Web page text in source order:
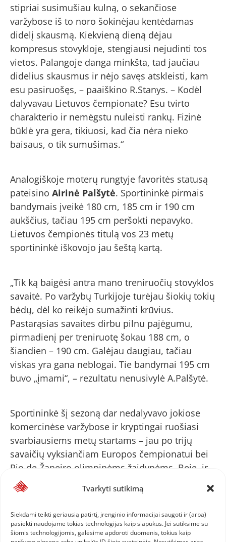
Tvarkyti sutikimą
Siekdami teikti geriausią patirtį, įrenginio informacijai saugoti ir (arba)
pasiekti naudojame tokias technologijas kaip slapukus. Jei sutiksime su
šiomis technologijomis, galėsime apdoroti duomenis, tokius kaip
stipriai susimušiau kulną, o sekančiose
varžybose iš to noro šokinėjau kentėdamas
didelį skausmą. Kiekvieną dieną dėjau
kompresus stovykloje, stengiausi nejudinti tos
vietos. Palangoje danga minkšta, tad jaučiau
didelius skausmus ir nėjo savęs atskleisti, kam
esu pasiruošęs, – paaiškino R.Stanys. – Kodėl
dalyvavau Lietuvos čempionate? Esu tvirto
charakterio ir nemėgstu nuleisti rankų. Fizinė
būklė yra gera, tikiuosi, kad čia nėra nieko
baisaus, o tik sumušimas.“
Analogiškoje moterų rungtyje favoritės statusą
pateisino Airinė Palšytė. Sportininkė pirmais
bandymais įveikė 180 cm, 185 cm ir 190 cm
aukščius, tačiau 195 cm peršokti nepavyko.
Lietuvos čempionės titulą vos 23 metų
sportininkė iškovojo jau šeštą kartą.
„Tik ką baigėsi antra mano treniruočių stovyklos
savaitė. Po varžybų Turkijoje turėjau šiokių tokių
bėdų, dėl ko reikėjo sumažinti krūvius.
Pastarąsias savaites dirbu pilnu pajėgumu,
pirmadienį per treniruotę šokau 188 cm, o
šiandien – 190 cm. Galėjau daugiau, tačiau
viskas yra gana neblogai. Tie bandymai 195 cm
buvo „įmami“, – rezultatu nenusivylė A.Palšytė.
Sportininkė šį sezoną dar nedalyvavo jokiose
komercinėse varžybose ir kryptingai ruošiasi
svarbiausiems metų startams – jau po trijų
savaičių vyksiančiam Europos čempionatui bei
Rio de Žaneiro olimpinėms žaidynėms. Beje, ir
šalies čempionate, po didelio fizinio krūvio
treniruočių stovykloje, A.Palšytė įveikė didesnį